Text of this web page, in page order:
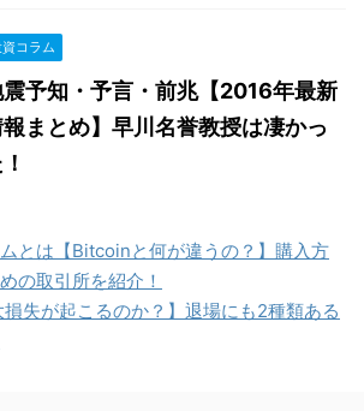
コラム
予知・予言・前兆【2016年最新
まとめ】早川名誉教授は凄かっ
とは【Bitcoinと何が違うの？】購入方
の取引所を紹介！
失が起こるのか？】退場にも2種類ある